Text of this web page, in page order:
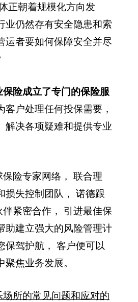
正朝着规模化方向发
业仍然存有安全隐患和索
运者要如何保障安全并尽
险成立了专门的保险服
客户处理任何投保需要，
解决各项疑难和提供专业
险专家网络， 联合理
损失控制团队， 诺德跟
紧密合作， 引进最佳保
助建立强大的风险管理计
保驾护航， 客户便可以
焦业务发展。
所的常见问题和应对的